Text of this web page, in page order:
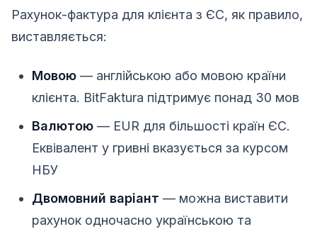
Рахунок-фактура для клієнта з ЄС, як правило,
виставляється:
Мовою — англійською або мовою країни
клієнта. BitFaktura підтримує понад 30 мов
Валютою — EUR для більшості країн ЄС.
Еквівалент у гривні вказується за курсом
НБУ
Двомовний варіант — можна виставити
рахунок одночасно українською та